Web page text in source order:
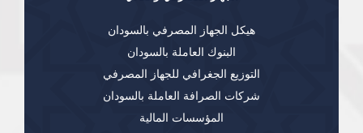
هيكل الجهاز المصرفي بالسودان
البنوك العاملة بالسودان
التوزيع الجغرافي للجهاز المصرفي
شركات الصرافة العاملة بالسودان
المؤسسات المالية